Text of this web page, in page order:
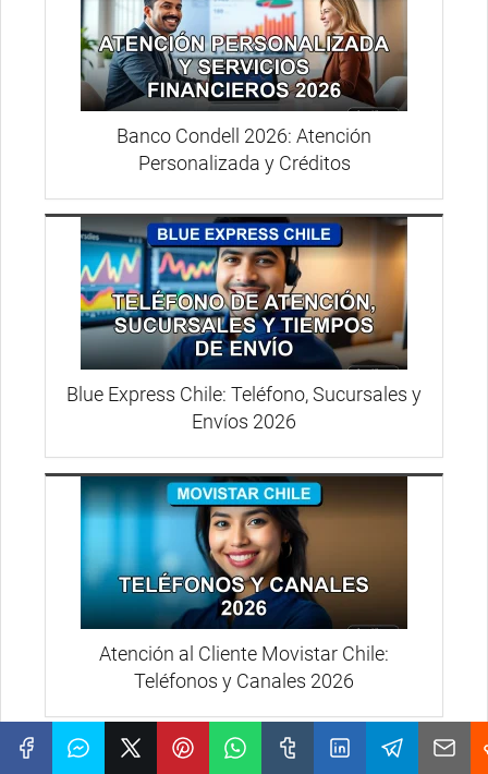
Banco Condell 2026: Atención
Personalizada y Créditos
Blue Express Chile: Teléfono, Sucursales y
Envíos 2026
Atención al Cliente Movistar Chile:
Teléfonos y Canales 2026